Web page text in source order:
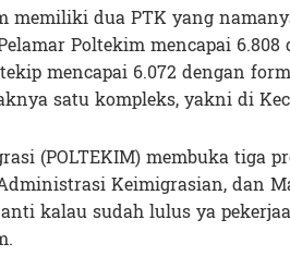
memiliki dua PTK yang
Poltekim mencapai
mencapai 6.072 dengan
satu kompleks, yakni di
(POLTEKIM) membuka tiga
Keimigrasian, dan
kalau sudah lulus ya